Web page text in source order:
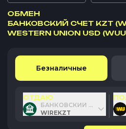
ОБМЕН
БАНКОВСКИЙ СЧЕТ KZT
WESTERN UNION USD
Безналичные
ОТДАЮ
БАНКОВСКИЙ СЧЕТ KZT
WIREKZT